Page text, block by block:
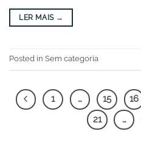
LER MAIS →
Posted in Sem categoria
1 … 15 16
21
…